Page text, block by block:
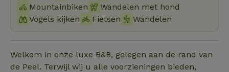
Mountainbiken
Wandelen met hond
Vogels kijken
Fietsen Wandelen
Welkom in onze luxe B&B, gelegen aan de rand van
de Peel. Terwijl wij u alle voorzieningen bieden,